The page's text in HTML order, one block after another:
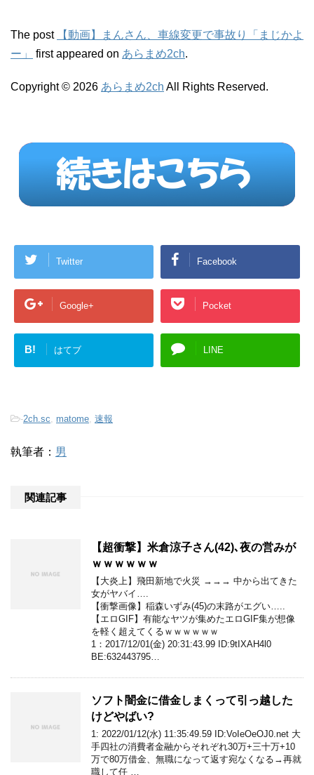
The post
【動画】まんさん、車線変更で事故り「まじかよ
ー」
first appeared on あらまめ2ch.
Copyright © 2026 あらまめ2ch All Rights Reserved.
Twitter Facebook
Google+ Pocket
B! はてブ LINE
-2ch.sc matome 速報
執筆者： 男
関連記事
【超衝撃】米倉涼子さん(42)､夜の営みが
ｗｗｗｗｗｗ
【大炎上】飛田新地で火災 →→→ 中から出てきた
女がヤバイ….
【衝撃画像】稲森いずみ(45)の末路がエグい…..
【エロGIF】有能なヤツが集めたエロGIF集が想像
を軽く超えてくるｗｗｗｗｗｗ
1：2017/12/01(金) 20:31:43.99 ID:9tIXAH4l0
BE:632443795…
ソフト闇金に借金しまくって引っ越した
けどやばい?
1: 2022/01/12(水) 11:35:49.59 ID:VoIeOeOJ0.net 大
手四社の消費者金融からそれぞれ30万+三十万+10
万で80万借金、無職になって返す宛なくなる→再就
職して任 …